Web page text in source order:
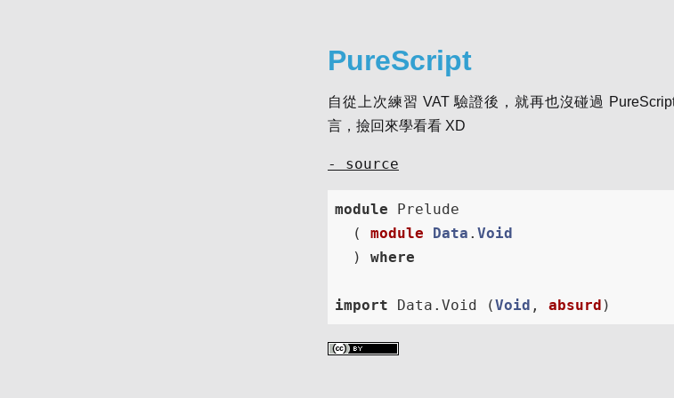
PureScript
自從上次練習 VAT 驗證後，就再也沒碰過
言，撿回來學看看 XD
- source
module Prelude
  (
module Data . Void
  )
where
import Data.Void (Void , absurd